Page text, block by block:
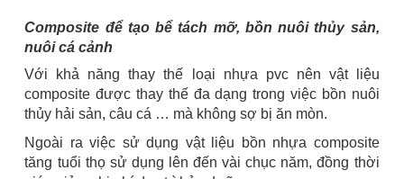
Composite để tạo bể tách mỡ, bồn nuôi thủy sản,
nuôi cá cảnh
Với khả năng thay thế loại nhựa pvc nên vật liệu
composite được thay thế đa dạng trong việc bồn nuôi
thủy hải sản, câu cá … mà không sợ bị ăn mòn.
Ngoài ra việc sử dụng vật liệu bồn nhựa composite
tăng tuổi thọ sử dụng lên đến vài chục năm, đồng thời